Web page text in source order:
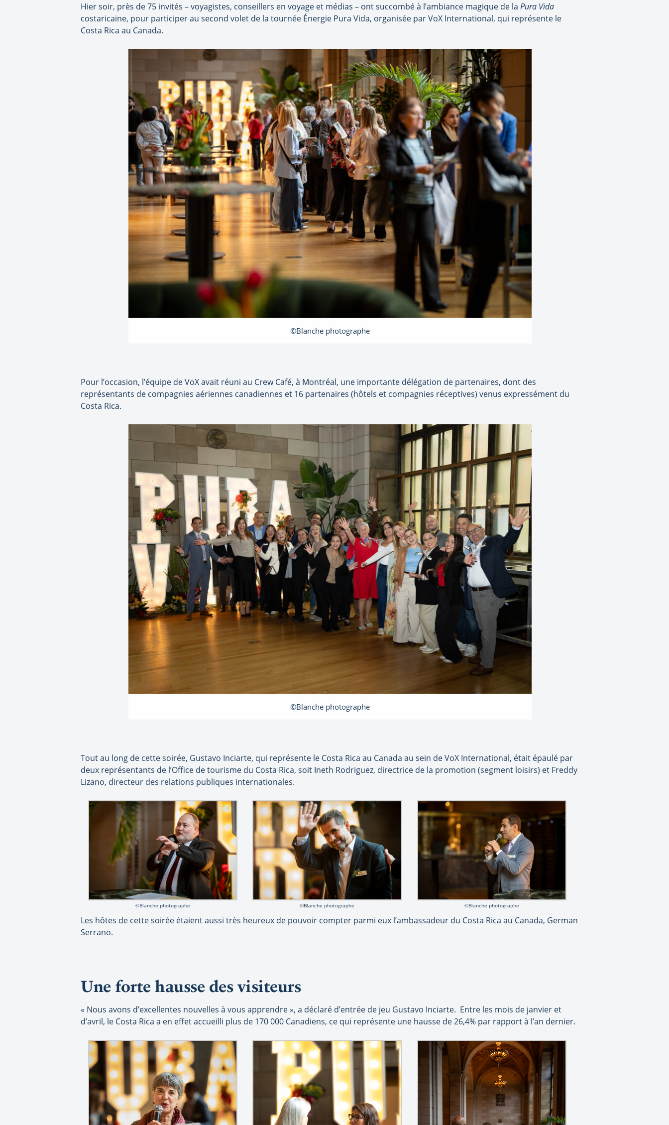
Hier soir, près de 75 invités – voyagistes, conseillers en voyage et médias – ont succombé à l’ambiance magique de la Pura Vida
costaricaine, pour participer au second volet de la tournée Énergie Pura Vida, organisée par VoX International, qui représente le
Costa Rica au Canada.
©Blanche photographe
Pour l’occasion, l’équipe de VoX avait réuni au Crew Café, à Montréal, une importante délégation de partenaires, dont des
représentants de compagnies aériennes canadiennes et 16 partenaires (hôtels et compagnies réceptives) venus expressément du
Costa Rica.
©Blanche photographe
Tout au long de cette soirée, Gustavo Inciarte, qui représente le Costa Rica au Canada au sein de VoX International, était épaulé par
deux représentants de l’Office de tourisme du Costa Rica, soit Ineth Rodriguez, directrice de la promotion (segment loisirs) et Freddy
Lizano, directeur des relations publiques internationales.
©Blanche photographe ©Blanche photographe ©Blanche photographe
Les hôtes de cette soirée étaient aussi très heureux de pouvoir compter parmi eux l’ambassadeur du Costa Rica au Canada, German
Serrano.
Une forte hausse des visiteurs
« Nous avons d’excellentes nouvelles à vous apprendre », a déclaré d’entrée de jeu Gustavo Inciarte. Entre les mois de janvier et
d’avril, le Costa Rica a en effet accueilli plus de 170 000 Canadiens, ce qui représente une hausse de 26,4% par rapport à l’an dernier.